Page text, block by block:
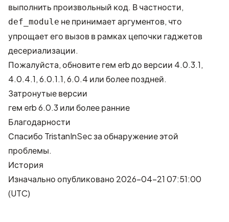
выполнить произвольный код. В частности,
def_module не принимает аргументов, что
упрощает его вызов в рамках цепочки гаджетов
десериализации.
Пожалуйста, обновите гем erb до версии 4.0.3.1,
4.0.4.1, 6.0.1.1, 6.0.4 или более поздней.
Затронутые версии
гем erb 6.0.3 или более ранние
Благодарности
Спасибо TristanInSecза обнаружение этой
проблемы.
История
Изначально опубликовано 2026-04-21 07:51:00
(UTC)